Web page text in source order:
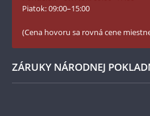
YouTube Národnej Pokladnice
Piatok: 09:00–15:00
(Cena hovoru sa rovná cene
ZÁRUKY NÁRODNEJ